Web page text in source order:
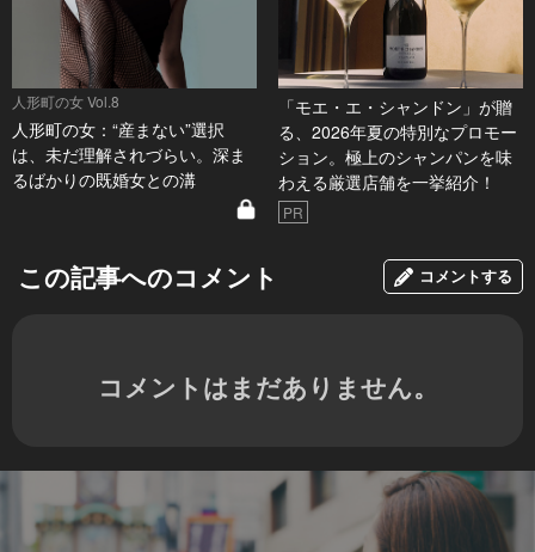
人形町の女 Vol.8
人形町の女：“産まない”選択
は、未だ理解されづらい。深ま
るばかりの既婚女との溝
「モエ・エ・シャンドン」が贈
る、2026年夏の特別なプロモー
ション。極上のシャンパンを味
わえる厳選店舗を一挙紹介！
PR
この記事へのコメント コメントする
コメントはまだありません。